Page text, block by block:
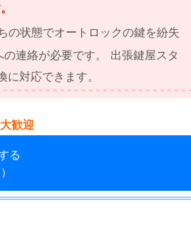
の状態でオートロックの鍵を紛失
連絡が必要です。 出張鍵屋スタ
対応できます。
歓迎
る